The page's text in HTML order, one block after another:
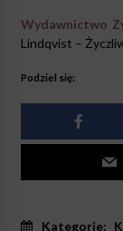
Wydawnictwo
Lindqvist –
Podziel się:
Kategorie: